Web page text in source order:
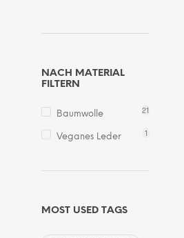
NACH MATERIAL
FILTERN
Baumwolle 21
Veganes Leder 1
MOST USED TAGS